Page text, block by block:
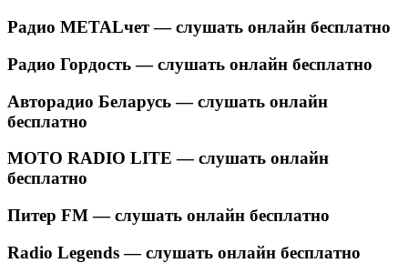
Радио METALчет — слушать онлайн бесплатно
Радио Гордость — слушать онлайн бесплатно
Авторадио Беларусь — слушать онлайн
бесплатно
MOTO RADIO LITE — слушать онлайн
бесплатно
Питер FM — слушать онлайн бесплатно
Radio Legends — слушать онлайн бесплатно